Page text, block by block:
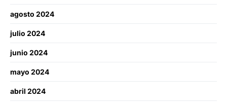
agosto 2024
julio 2024
junio 2024
mayo 2024
abril 2024